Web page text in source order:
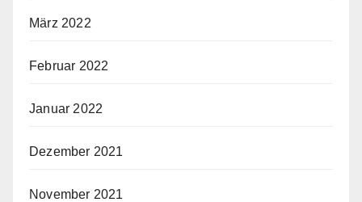
März 2022
Februar 2022
Januar 2022
Dezember 2021
November 2021